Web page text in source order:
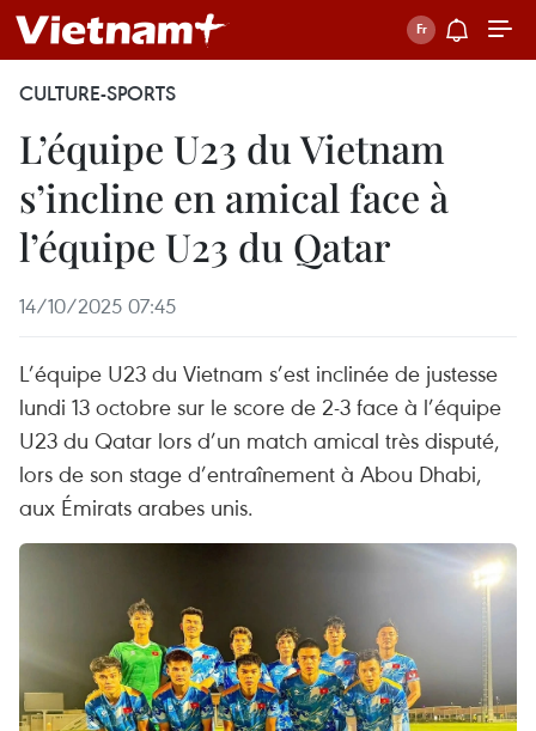
CULTURE-SPORTS
L’équipe U23 du Vietnam
s’incline en amical face à
l’équipe U23 du Qatar
14/10/2025 07:45
L’équipe U23 du Vietnam s’est inclinée de justesse
lundi 13 octobre sur le score de 2-3 face à l’équipe
U23 du Qatar lors d’un match amical très disputé,
lors de son stage d’entraînement à Abou Dhabi,
aux Émirats arabes unis.